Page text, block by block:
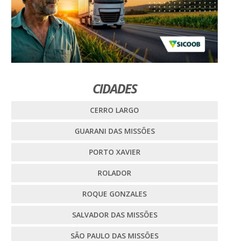
CIDADES
CERRO LARGO
GUARANI DAS MISSÕES
PORTO XAVIER
ROLADOR
ROQUE GONZALES
SALVADOR DAS MISSÕES
SÃO PAULO DAS MISSÕES